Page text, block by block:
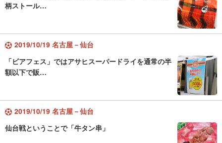
柄ストール…
2019/10/19 名古屋－仙台
「ビアフェス」ではアサヒスーパードライを通常の半
額以下で販…
2019/10/19 名古屋－仙台
仙台戦ということで「牛タン串」